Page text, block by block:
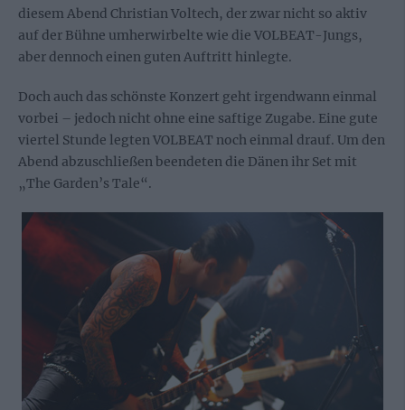
diesem Abend Christian Voltech, der zwar nicht so aktiv
auf der Bühne umherwirbelte wie die VOLBEAT-Jungs,
aber dennoch einen guten Auftritt hinlegte.
Doch auch das schönste Konzert geht irgendwann einmal
vorbei – jedoch nicht ohne eine saftige Zugabe. Eine gute
viertel Stunde legten VOLBEAT noch einmal drauf. Um den
Abend abzuschließen beendeten die Dänen ihr Set mit
„The Garden’s Tale“.